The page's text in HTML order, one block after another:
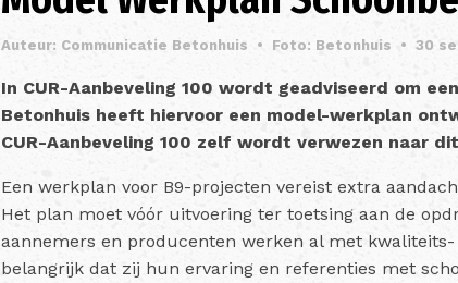
Auteur: Communicatie Betonhuis • Foto: Betonhuis • 30
In CUR-Aanbeveling 100 wordt geadviseerd om
Betonhuis heeft hiervoor een model-werkplan
CUR-Aanbeveling 100 zelf wordt verwezen naar
Een werkplan voor B9-projecten vereist extra
Het plan moet vóór uitvoering ter toetsing aan de
aannemers en producenten werken al met
belangrijk dat zij hun ervaring en referenties met